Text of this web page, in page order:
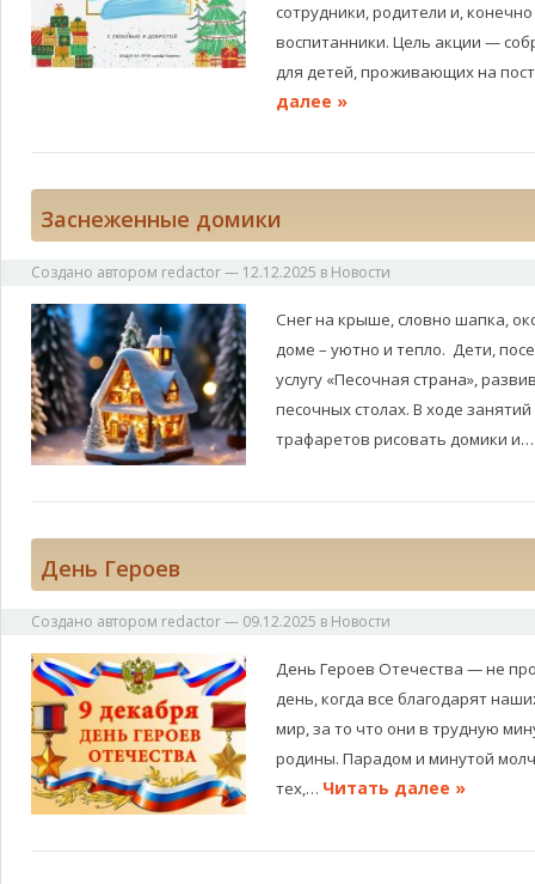
сотрудники, родители и,
воспитанники. Цель акции —
для детей, проживающих на
далее »
Заснеженные домики
Создано автором redactor— 12.12.2025 в Новости
Снег на крыше, словно шапка,
доме – уютно и тепло. Дети,
услугу «Песочная страна»,
песочных столах. В ходе
трафаретов рисовать домики
День Героев
Создано автором redactor— 09.12.2025 в Новости
День Героев Отечества — не
день, когда все благодарят
мир, за то что они в трудную
родины. Парадом и минутой
тех,… Читать далее »